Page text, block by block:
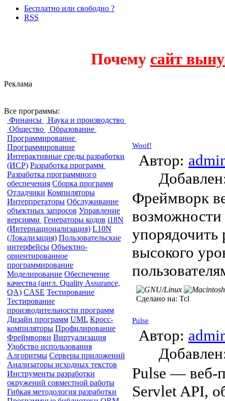
Бесплатно или свободно ?
RSS
Почему сайт
Реклама
Все программы:
Финансы
Наука и производство
Общество
Образование
Программирование
Программирование
Интерактивные среды разработки
(ИСР) Разработка программ
Разработка программного
обеспечения Сборка программ
Отладчики Компиляторы
Интерпретаторы Обслуживание
объектных запросов Управление
версиями Генераторы кодов i18N
(Интернационализация) L10N
(Локализация) Пользовательские
интерфейсы Объектно-
ориентированное
программирование
Моделирование Обеспечение
качества (англ. Quality Assurance,
QA) CASE Тестирование
Тестирование
производительности программ
Дизайн программ UML Кросс-
компиляторы Профилирование
Фреймворки Виртуализация
Удобство использования
Алгоритмы Серверы приложений
Анализаторы исходных текстов
Инструменты разработки
окружений совместной работы
Гибкая методология разработки
Woof!
Автор:
Фреймворк
возможности
упорядочить
высокого
Сделано на: Tcl
Pulse
Автор:
Pulse — веб-
Servlet API,